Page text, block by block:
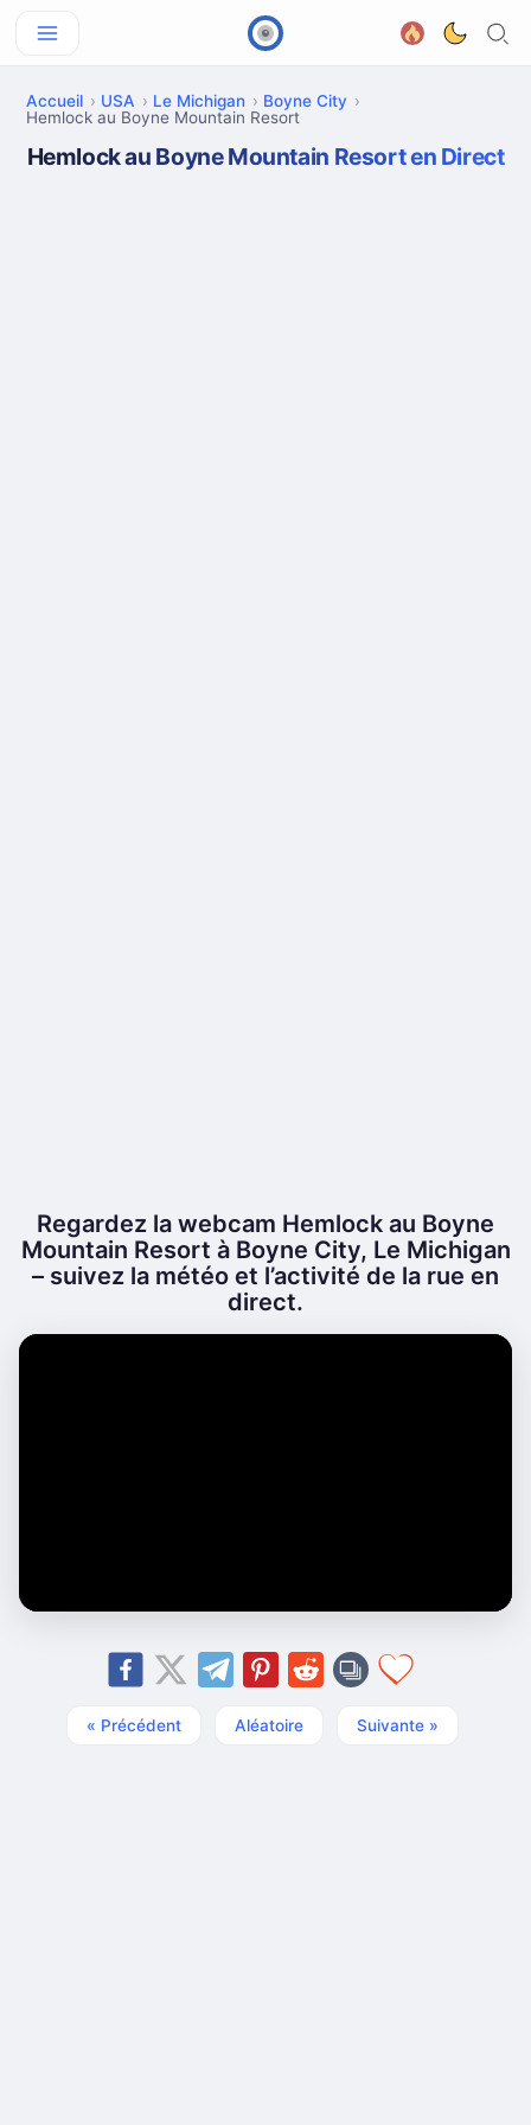
Accueil USA Le Michigan
Boyne City
Hemlock au Boyne Mountain Resort
Hemlock au Boyne Mountain Resort en Direct
Regardez la webcam Hemlock au Boyne
Mountain Resort à Boyne City, Le Michigan
– suivez la météo et l’activité de la rue en
direct.
« Précédent Aléatoire Suivante »